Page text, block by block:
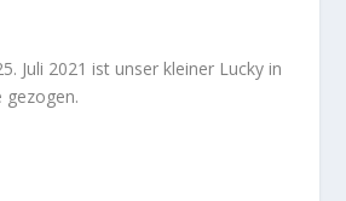
Juli 2021 ist unser kleiner Lucky in
gezogen.